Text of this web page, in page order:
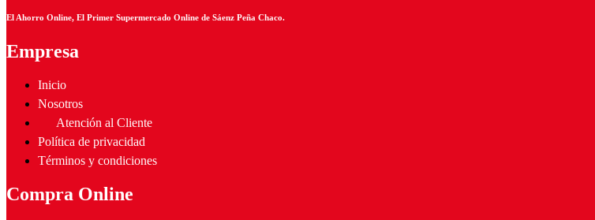
El Ahorro Online, El Primer Supermercado Online de Sáenz Peña Chaco.
Empresa
Inicio
Nosotros
Atención al Cliente
Política de privacidad
Términos y condiciones
Compra Online